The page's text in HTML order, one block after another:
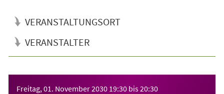
VERANSTALTUNGSORT
VERANSTALTER
Freitag, 01. November 2030 19:30 bis20:30